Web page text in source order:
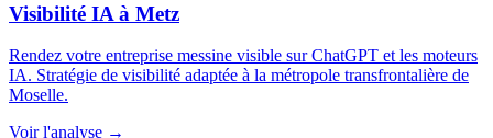
Visibilité IA à Metz
Rendez votre entreprise messine visible sur ChatGPT et les moteurs
IA. Stratégie de visibilité adaptée à la métropole transfrontalière de
Moselle.
Voir l'analyse →